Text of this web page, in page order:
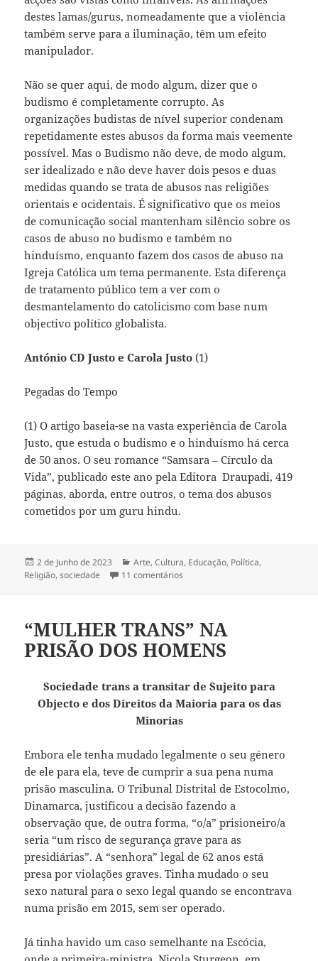
destes lamas/gurus, nomeadamente que a violência
também serve para a iluminação, têm um efeito
manipulador.
Não se quer aqui, de modo algum, dizer que o
budismo é completamente corrupto. As
organizações budistas de nível superior condenam
repetidamente estes abusos da forma mais veemente
possível. Mas o Budismo não deve, de modo algum,
ser idealizado e não deve haver dois pesos e duas
medidas quando se trata de abusos nas religiões
orientais e ocidentais. É significativo que os meios
de comunicação social mantenham silêncio sobre os
casos de abuso no budismo e também no
hinduísmo, enquanto fazem dos casos de abuso na
Igreja Católica um tema permanente. Esta diferença
de tratamento público tem a ver com o
desmantelamento do catolicismo com base num
objectivo político globalista.
António CD Justo e Carola Justo (1)
Pegadas do Tempo
(1) O artigo baseia-se na vasta experiência de Carola
Justo, que estuda o budismo e o hinduísmo há cerca
de 50 anos. O seu romance “Samsara – Círculo da
Vida”, publicado este ano pela Editora Draupadi, 419
páginas, aborda, entre outros, o tema dos abusos
cometidos por um guru hindu.
Publicado
a
2 de Junho de 2023 Categorias
Arte,Cultura, Educação, Política,
Religião,sociedade 11 comentários
“MULHER TRANS” NA
PRISÃO DOS HOMENS
Sociedade trans a transitar de Sujeito para
Objecto e dos Direitos da Maioria para os das
Minorias
Embora ele tenha mudado legalmente o seu género
de ele para ela, teve de cumprir a sua pena numa
prisão masculina. O Tribunal Distrital de Estocolmo,
Dinamarca, justificou a decisão fazendo a
observação que, de outra forma, “o/a” prisioneiro/a
seria “um risco de segurança grave para as
presidiárias”. A “senhora” legal de 62 anos está
presa por violações graves. Tinha mudado o seu
sexo natural para o sexo legal quando se encontrava
numa prisão em 2015, sem ser operado.
Já tinha havido um caso semelhante na Escócia,